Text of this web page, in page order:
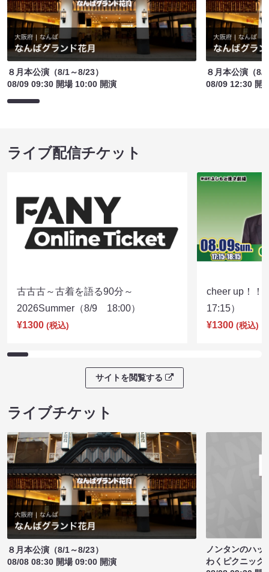
８月本公演（8/1～8/23）
08/09 09:30 開場 10:00 開演
８月本公演（8/
08/09 12:30 開
ライブ配信チケット
古古古～古着を語る90分～
2026Summer（8/9 18:00）
¥1300 (税込)
cheer up！
17:15）
¥1300 (税込)
サイトを閲覧する
ライブチケット
８月本公演（8/1～8/23）
08/08 08:30 開場 09:00 開演
ノンタンのハッ
わくピクニック